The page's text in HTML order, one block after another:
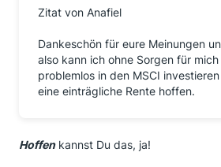
Zitat von Anafiel
Dankeschön für eure Meinungen
also kann ich ohne Sorgen für
problemlos in den MSCI
eine einträgliche Rente hoffen.
Hoffenkannst Du das, ja!